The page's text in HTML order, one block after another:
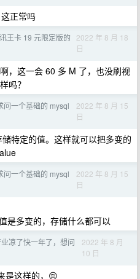
正常吗
王卡 19 元限定版的
2022 年 8 月 18
日
，这一会 60 多 M 了，也没刷视
吗？
问一个基础的 mysql
2022 年 8 月 15
日
特定的值。这样就可以把多变的
问一个基础的 mysql
2022 年 8 月 15
日
是多变的，存储什么都可以
凉了快一年了，想问
2022 年 8 月
10 日
是这样的，😔